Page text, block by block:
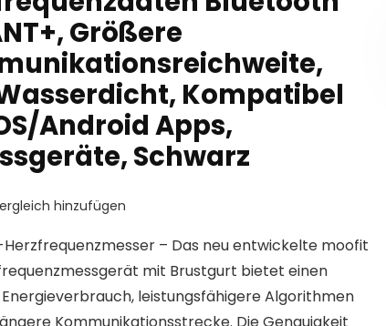
Größere
Kompatibel
Android Apps,
Schwarz
hinzufügen
– Das neu entwickelte moofit
mit Brustgurt bietet einen
leistungsfähigere Algorithmen